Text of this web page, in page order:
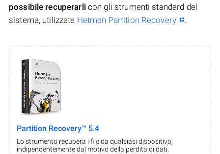
possibile recuperarlicon gli strumenti standard del
sistema, utilizzate Hetman Partition Recovery .
Partition Recovery™ 5.4
Lo strumento recupera i file da qualsiasi dispositivo,
indipendentemente dal motivo della perdita di dati.